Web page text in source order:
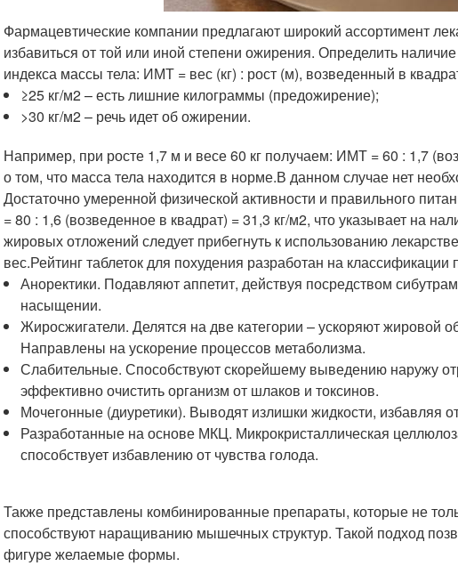
Фармацевтические компании предлагают широкий ассортимент
избавиться от той или иной степени ожирения. Определить
индекса массы тела: ИМТ = вес (кг) : рост (м), возведенный в
≥25 кг/м2 – есть лишние килограммы (предожирение);
>30 кг/м2 – речь идет об ожирении.
Например, при росте 1,7 м и весе 60 кг получаем: ИМТ = 60 : 1,7
о том, что масса тела находится в норме.В данном случае нет
Достаточно умеренной физической активности и правильного
= 80 : 1,6 (возведенное в квадрат) = 31,3 кг/м2, что указывает на
жировых отложений следует прибегнуть к использованию
вес.Рейтинг таблеток для похудения разработан на классификации
Аноректики. Подавляют аппетит, действуя посредством
насыщении.
Жиросжигатели. Делятся на две категории – ускоряют жировой
Направлены на ускорение процессов метаболизма.
Слабительные. Способствуют скорейшему выведению наружу
эффективно очистить организм от шлаков и токсинов.
Мочегонные (диуретики). Выводят излишки жидкости, избавляя
Разработанные на основе МКЦ. Микрокристаллическая
способствует избавлению от чувства голода.
Также представлены комбинированные препараты, которые не
способствуют наращиванию мышечных структур. Такой подход
фигуре желаемые формы.